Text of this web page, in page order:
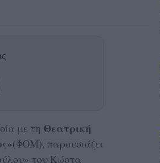
με τη Θεατρική
(ΦΟΜ), παρουσιάζει
του Κώστα